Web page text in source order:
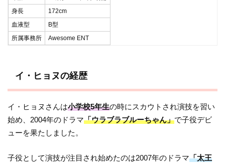
身長
172cm
血液型
B型
所属事務所
Awesome ENT
イ・ヒョヌの経歴
イ・ヒョヌさんは小学校5年生の時にスカウトされ演技を習い
始め、2004年のドラマ「ウラブラブルーちゃん」で子役デビ
ューを果たしました。
子役として演技が注目され始めたのは2007年のドラマ「太王